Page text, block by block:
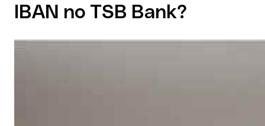
IBAN no TSB Bank?